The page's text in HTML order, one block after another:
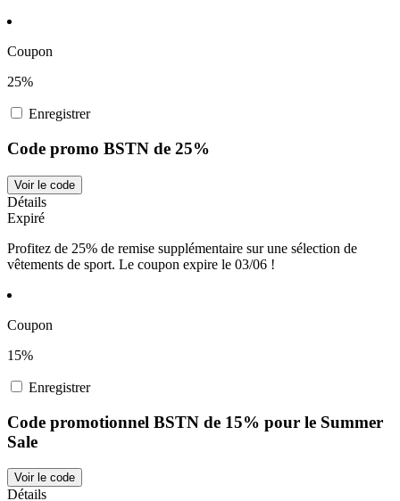
Coupon
25%
Enregistrer
Code promo BSTN de 25%
Voir le code
Détails
Expiré
Profitez de 25% de remise supplémentaire sur une sélection de
vêtements de sport. Le coupon expire le 03/06 !
Coupon
15%
Enregistrer
Code promotionnel BSTN de 15% pour le Summer
Sale
Voir le code
Détails